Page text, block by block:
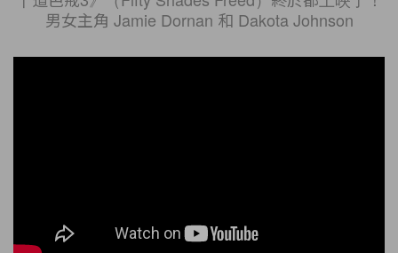
男女主角 Jamie Dornan 和 Dakota Johnson